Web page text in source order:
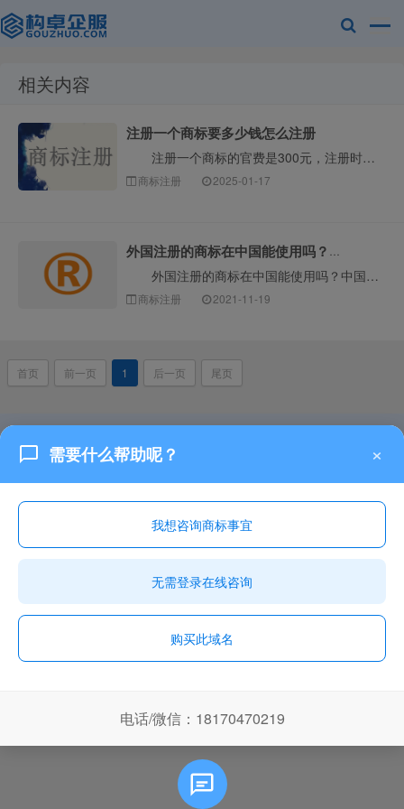
产权有限公司
相关内容
注册一个商标要多少钱怎么注册
注册一个商标的官费是300元，注册时先向商标局递交申请，经形式与实质审查，一切顺利约9个月可领证。如果自己对商标不是很了解可选择费用合理的代理，避···
商标注册 2025-01-17
外国注册的商标在中国能使用吗？中国的商标怎么注册？
外国注册的商标在中国能使用吗？中国的商标怎么注册？众所周知，商标保护具有地域性。因此，即使商标在外国申请注册，也只在申请注册地受到保护。如果你想在···
商标注册 2021-11-19
首页 前一页 1 后一页 尾页
城市列表
需要什么帮助呢？ ×
我想咨询商标事宜
无需登录在线咨询
购买此域名
电话/微信：18170470219